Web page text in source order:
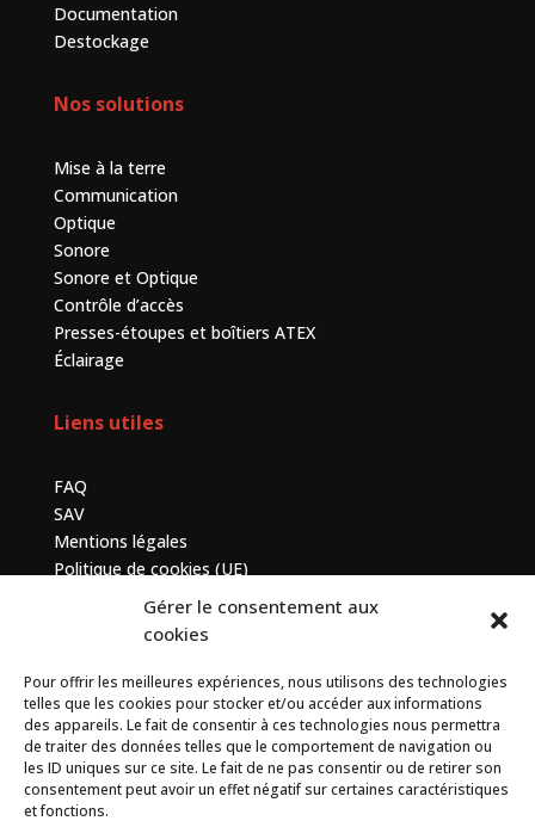
Gérer le consentement aux
cookies
Pour offrir les meilleures expériences, nous utilisons des technologies
telles que les cookies pour stocker et/ou accéder aux informations
des appareils. Le fait de consentir à ces technologies nous permettra
de traiter des données telles que le comportement de navigation ou
les ID uniques sur ce site. Le fait de ne pas consentir ou de retirer son
consentement peut avoir un effet négatif sur certaines caractéristiques
et fonctions.
Documentation
Destockage
Nos solutions
Mise à la terre
Communication
Optique
Sonore
Sonore et Optique
Contrôle d’accès
Presses-étoupes et boîtiers ATEX
Éclairage
Liens utiles
FAQ
SAV
Mentions légales
Politique de cookies (UE)
Contactez-nous
7 bis avenue de la Baltique, ZA de Courtabœuf, 91140
Villebon sur Yvette
+33 (0) 1 69 75 20 90